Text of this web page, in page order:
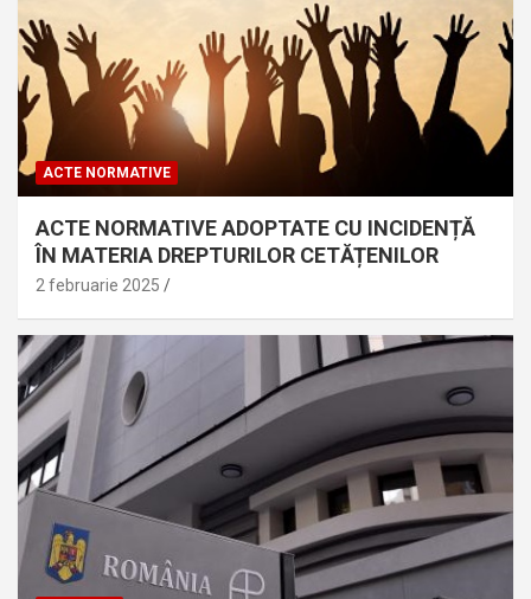
ACTE NORMATIVE
ACTE NORMATIVE ADOPTATE CU INCIDENȚĂ
ÎN MATERIA DREPTURILOR CETĂȚENILOR
2 februarie 2025